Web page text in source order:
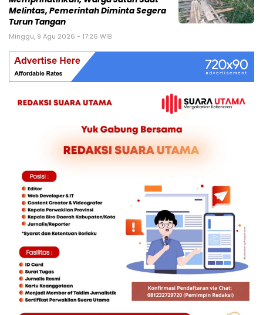
Melintas, Pemerintah Diminta Segera
Turun Tangan
Minggu, 9 Agu 2026 - 17:26 WIB